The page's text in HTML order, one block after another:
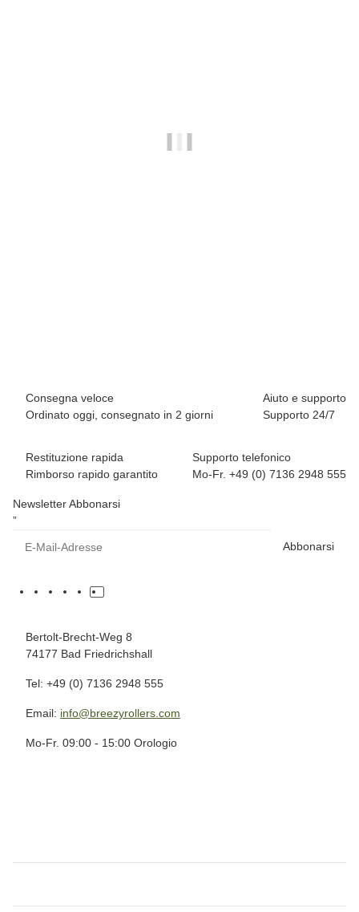
Consegna veloce
Ordinato oggi, consegnato in 2 giorni
Aiuto e supporto
Supporto 24/7
Restituzione rapida
Rimborso rapido garantito
Supporto telefonico
Mo-Fr. +49 (0) 7136 2948 555
Newsletter Abbonarsi
”
Abbonarsi
Bertolt-Brecht-Weg 8
74177 Bad Friedrichshall
Tel: +49 (0) 7136 2948 555
Email: info@breezyrollers.com
Mo-Fr. 09:00 - 15:00 Orologio